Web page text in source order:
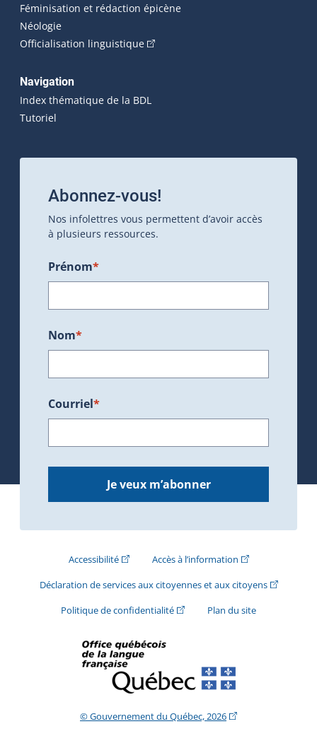
Féminisation et rédaction épicène
Néologie
Officialisation linguistique(Cet hyperlien externe s'ouvrira
Navigation
Index thématique de la BDL
Tutoriel
Abonnez-vous!
Nos infolettres vous permettent d’avoir accès
à plusieurs ressources.
Prénom*
Nom*
Courriel*
Je veux m’abonner
Accessibilité(Cet hyperlien externe s'ouvrira dans une
Accès à l’information(Cet hyperlien
Déclaration de services aux citoyennes et aux citoyens(Cet
Politique de confidentialité(Cet hyperlien externe s'ouvrira
Plan du site
© Gouvernement du Québec, 2026(Cet hyperlien